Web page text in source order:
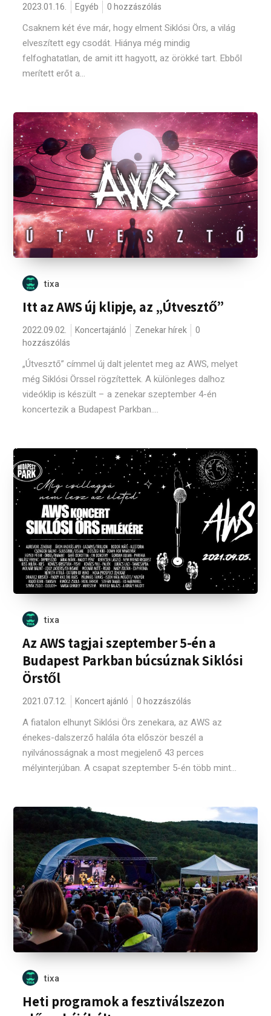
2023.01.16. Egyéb 0 hozzászólás
Csaknem két éve már, hogy elment Siklósi Örs, a világ
elveszített egy csodát. Hiánya még mindig
felfoghatatlan, de amit itt hagyott, az örökké tart. Ebből
merített erőt a...
tixa
Itt az AWS új klipje, az „Útvesztő”
2022.09.02. Koncertajánló Zenekar hírek
0
hozzászólás
„Útvesztő” címmel új dalt jelentet meg az AWS, melyet
még Siklósi Örssel rögzítettek. A különleges dalhoz
videóklip is készült – a zenekar szeptember 4-én
koncertezik a Budapest Parkban....
tixa
Az AWS tagjai szeptember 5-én a
Budapest Parkban búcsúznak Siklósi
Örstől
2021.07.12. Koncert ajánló 0 hozzászólás
A fiatalon elhunyt Siklósi Örs zenekara, az AWS az
énekes-dalszerző halála óta először beszél a
nyilvánosságnak a most megjelenő 43 perces
mélyinterjúban. A csapat szeptember 5-én több mint...
tixa
Heti programok a fesztiválszezon